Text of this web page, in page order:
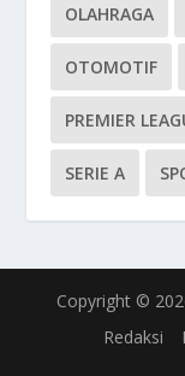
OLAHRAGA
OTOMOTIF
PREMIER
SERIE A
Copyright ©
Redaksi